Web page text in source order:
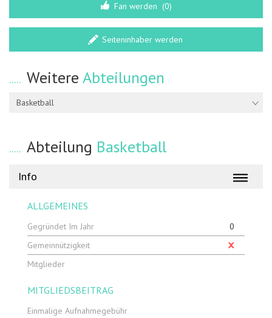
Fan werden (0)
Seiteninhaber werden
Weitere Abteilungen
Basketball
Abteilung Basketball
Info
ALLGEMEINES
Gegründet Im Jahr
0
Gemeinnützigkeit
Mitglieder
MITGLIEDSBEITRAG
Einmalige Aufnahmegebühr